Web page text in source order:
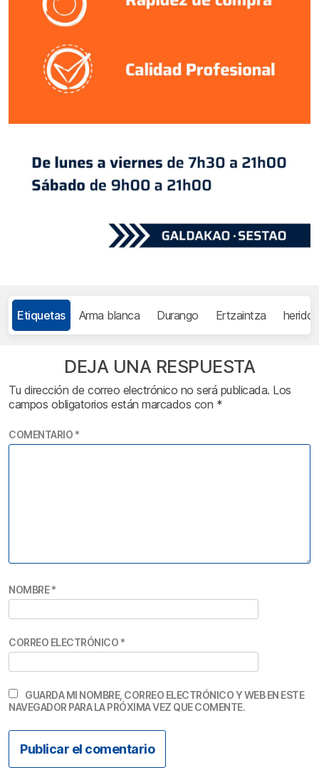
Etiquetas Arma blanca Durango Ertzaintza herido
DEJA UNA RESPUESTA
Tu dirección de correo electrónico no será publicada. Los
campos obligatorios están marcados con *
COMENTARIO *
NOMBRE*
CORREO ELECTRÓNICO *
GUARDA MI NOMBRE, CORREO ELECTRÓNICO Y WEB EN ESTE
NAVEGADOR PARA LA PRÓXIMA VEZ QUE COMENTE.